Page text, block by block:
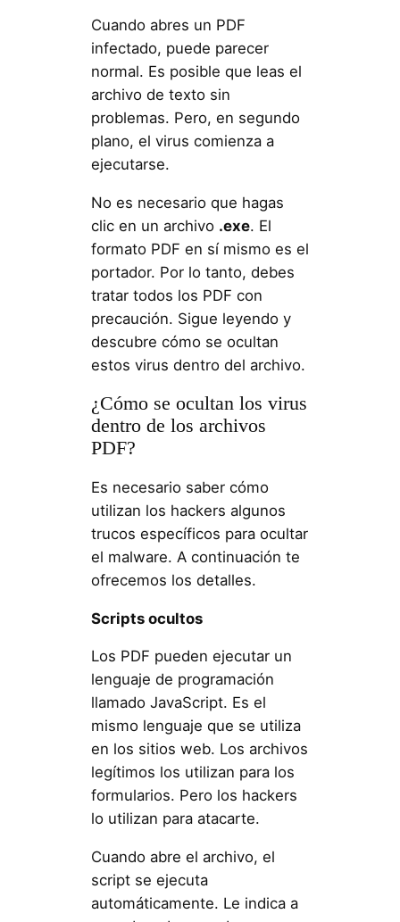
Cuando abres un PDF
infectado, puede parecer
normal. Es posible que leas el
archivo de texto sin
problemas. Pero, en segundo
plano, el virus comienza a
ejecutarse.
No es necesario que hagas
clic en un archivo .exe. El
formato PDF en sí mismo es el
portador. Por lo tanto, debes
tratar todos los PDF con
precaución. Sigue leyendo y
descubre cómo se ocultan
estos virus dentro del archivo.
¿Cómo se ocultan los virus
dentro de los archivos
PDF?
Es necesario saber cómo
utilizan los hackers algunos
trucos específicos para ocultar
el malware. A continuación te
ofrecemos los detalles.
Scripts ocultos
Los PDF pueden ejecutar un
lenguaje de programación
llamado JavaScript. Es el
mismo lenguaje que se utiliza
en los sitios web. Los archivos
legítimos los utilizan para los
formularios. Pero los hackers
lo utilizan para atacarte.
Cuando abre el archivo, el
script se ejecuta
automáticamente. Le indica a